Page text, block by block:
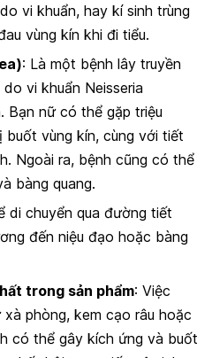
vi khuẩn, hay kí sinh trùng
vùng kín khi đi tiểu.
: Là một bệnh lây truyền
vi khuẩn Neisseria
Bạn nữ có thể gặp triệu
buốt vùng kín, cùng với tiết
Ngoài ra, bệnh cũng có thể
bàng quang.
di chuyển qua đường tiết
đến niệu đạo hoặc bàng
trong sản phẩm: Việc
xà phòng, kem cạo râu hoặc
có thể gây kích ứng và buốt